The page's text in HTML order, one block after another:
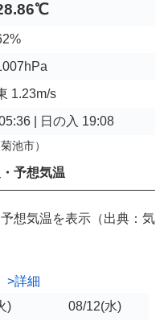
1.23m/s
| 日の入 19:08
池市）
予想気温
想気温を表示（出典：気
>詳細
) 08/12(水)